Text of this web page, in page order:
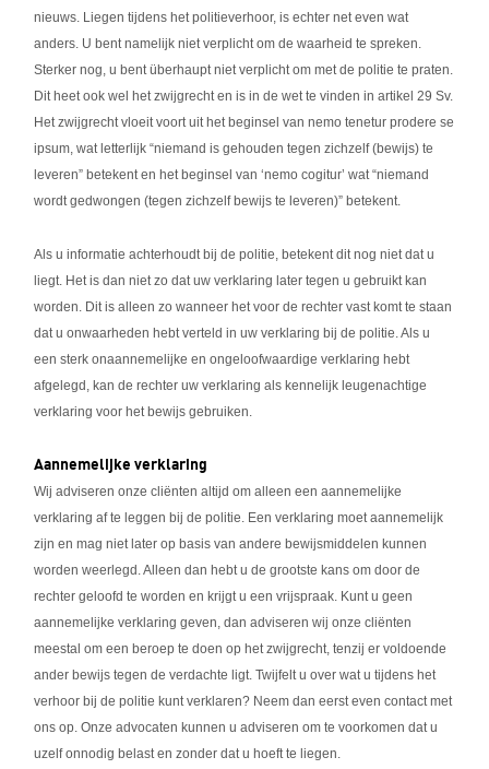
nieuws. Liegen tijdens het politieverhoor, is echter net even wat
anders. U bent namelijk niet verplicht om de waarheid te spreken.
Sterker nog, u bent überhaupt niet verplicht om met de politie te praten.
Dit heet ook wel het zwijgrecht en is in de wet te vinden in artikel 29 Sv.
Het zwijgrecht vloeit voort uit het beginsel van nemo tenetur prodere se
ipsum, wat letterlijk “niemand is gehouden tegen zichzelf (bewijs) te
leveren” betekent en het beginsel van ‘nemo cogitur’ wat “niemand
wordt gedwongen (tegen zichzelf bewijs te leveren)” betekent.
Als u informatie achterhoudt bij de politie, betekent dit nog niet dat u
liegt. Het is dan niet zo dat uw verklaring later tegen u gebruikt kan
worden. Dit is alleen zo wanneer het voor de rechter vast komt te staan
dat u onwaarheden hebt verteld in uw verklaring bij de politie. Als u
een sterk onaannemelijke en ongeloofwaardige verklaring hebt
afgelegd, kan de rechter uw verklaring als kennelijk leugenachtige
verklaring voor het bewijs gebruiken.
Aannemelijke verklaring
Wij adviseren onze cliënten altijd om alleen een aannemelijke
verklaring af te leggen bij de politie. Een verklaring moet aannemelijk
zijn en mag niet later op basis van andere bewijsmiddelen kunnen
worden weerlegd. Alleen dan hebt u de grootste kans om door de
rechter geloofd te worden en krijgt u een vrijspraak. Kunt u geen
aannemelijke verklaring geven, dan adviseren wij onze cliënten
meestal om een beroep te doen op het zwijgrecht, tenzij er voldoende
ander bewijs tegen de verdachte ligt. Twijfelt u over wat u tijdens het
verhoor bij de politie kunt verklaren? Neem dan eerst even contact met
ons op. Onze advocaten kunnen u adviseren om te voorkomen dat u
uzelf onnodig belast en zonder dat u hoeft te liegen.